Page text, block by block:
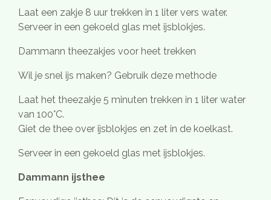
Laat een zakje 8 uur trekken in 1 liter vers water.
Serveer in een gekoeld glas met ijsblokjes.
Dammann theezakjes voor heet trekken
Wil je snel ijs maken? Gebruik deze methode
Laat het theezakje 5 minuten trekken in 1 liter water
van 100°C.
Giet de thee over ijsblokjes en zet in de koelkast.
Serveer in een gekoeld glas met ijsblokjes.
Dammann ijsthee